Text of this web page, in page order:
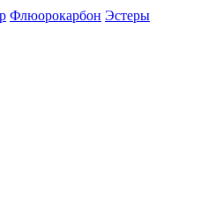
Флюорокарбон Эстеры